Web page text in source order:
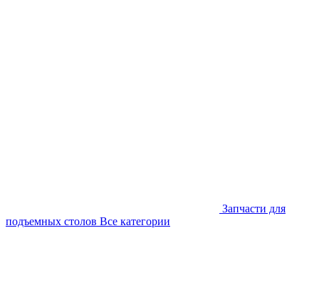
Запчасти для
подъемных столов Все категории